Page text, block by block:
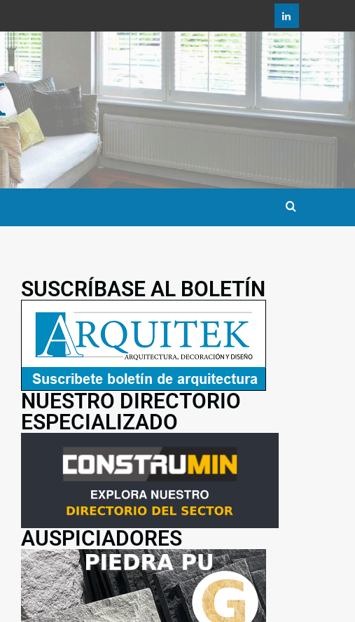
SUSCRÍBASE AL BOLETÍN
NUESTRO DIRECTORIO
ESPECIALIZADO
AUSPICIADORES